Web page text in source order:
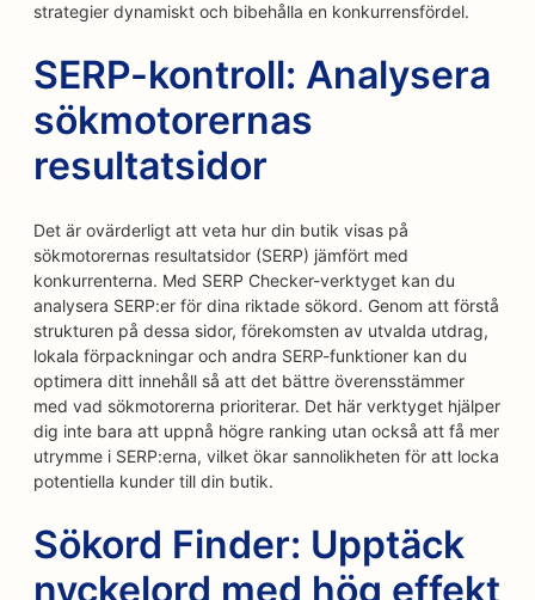
strategier dynamiskt och bibehålla en konkurrensfördel.
SERP-kontroll: Analysera
sökmotorernas
resultatsidor
Det är ovärderligt att veta hur din butik visas på
sökmotorernas resultatsidor (SERP) jämfört med
konkurrenterna. Med SERP Checker-verktyget kan du
analysera SERP:er för dina riktade sökord. Genom att förstå
strukturen på dessa sidor, förekomsten av utvalda utdrag,
lokala förpackningar och andra SERP-funktioner kan du
optimera ditt innehåll så att det bättre överensstämmer
med vad sökmotorerna prioriterar. Det här verktyget hjälper
dig inte bara att uppnå högre ranking utan också att få mer
utrymme i SERP:erna, vilket ökar sannolikheten för att locka
potentiella kunder till din butik.
Sökord Finder: Upptäck
nyckelord med hög effekt